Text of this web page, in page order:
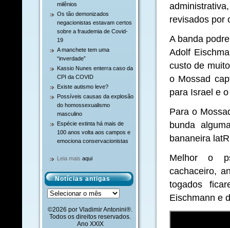
milênios
Os tão demonizados
negacionistas estavam certos
sobre a fraudemia de Covid-
19
A manchete tem uma
“inverdade”
Kassio Nunes enterra caso da
CPI da COVID
Existe autismo leve?
Possíveis causas da explosão
do homossexualismo
masculino
Espécie extinta há mais de
100 anos volta aos campos e
emociona conservacionistas
Leia mais aqui
Notícias antigas
Notícias
antigas
©2026 por Vladimir Antonini®.
Todos os direitos reservados.
Ano XXIX
revisados por
A banda
Adolf
custo de
o Mossad
para Israel e
Para o
bunda
bananeira
Melhor o
cachaceiro,
togados
Eischmann e